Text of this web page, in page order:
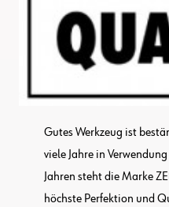
Gutes Werkzeug ist
viele Jahre in
Jahren steht die Marke
höchste Perfektion und